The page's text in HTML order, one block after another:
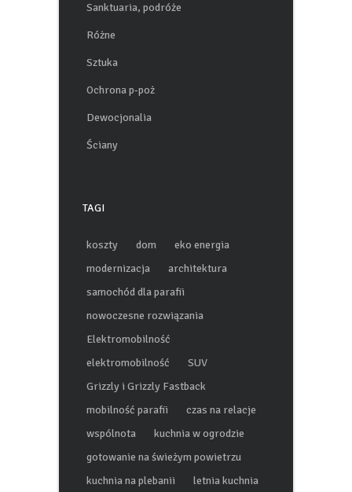
Sanktuaria, podróże
Różne
Sztuka
Ochrona p-poż
Dewocjonalia
Ściany
TAGI
koszty dom
eko energia
modernizacja
architektura
samochód dla parafii
nowoczesne rozwiązania
Elektromobilność
elektromobilność
SUV
Grizzly i Grizzly Fastback
mobilność parafii
czas na relacje
wspólnota
kuchnia w ogrodzie
gotowanie na świeżym powietrzu
kuchnia na plebanii
letnia kuchnia